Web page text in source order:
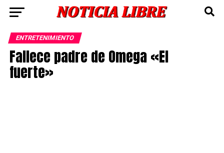
ENTRETENIMIENTO
Fallece padre de Omega «El
fuerte»